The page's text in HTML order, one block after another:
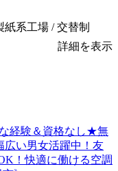
系工場 / 交替制
詳細を表示